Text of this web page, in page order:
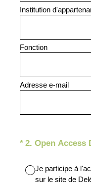
Institution
Fonction
Adresse e-mail
* 2. Open Access
(Obligatoire)
Je participe à
sur le site de